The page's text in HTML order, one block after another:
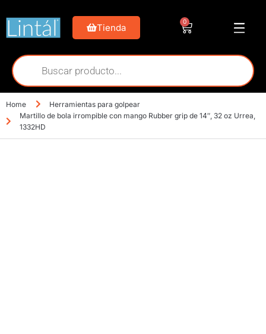
Tienda
0
Home
Herramientas para golpear
Martillo de bola irrompible con mango Rubber grip de 14″, 32 oz Urrea,
1332HD